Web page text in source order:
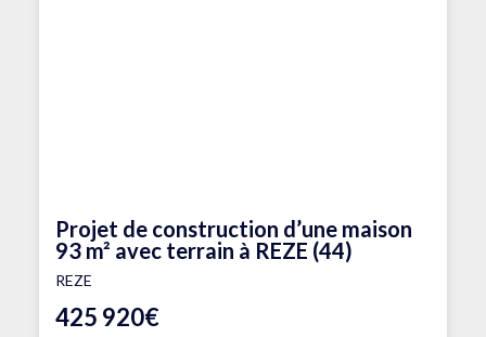
Projet de construction d’une maison
93 m² avec terrain à REZE (44)
REZE
425 920€